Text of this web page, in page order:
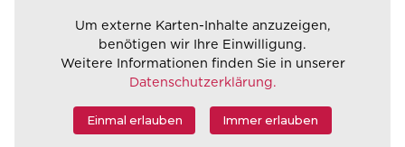
Um externe Karten-Inhalte anzuzeigen,
benötigen wir Ihre Einwilligung.
Weitere Informationen finden Sie in unserer
Datenschutzerklärung.
Einmal erlauben Immer erlauben